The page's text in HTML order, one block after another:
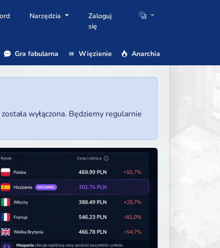
Narzędzia
Zaloguj
się
Gra fabularna Więzienie Anarchia
wyłączona. Będziemy regularnie